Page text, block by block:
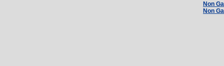
Non
Non